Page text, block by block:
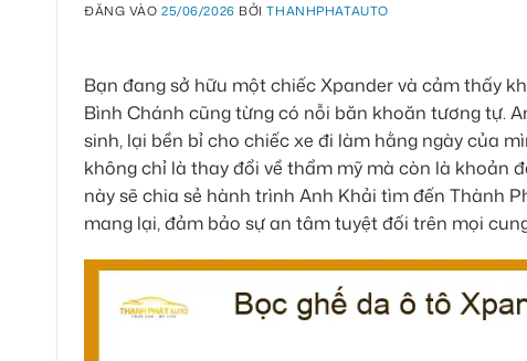
ĐĂNG VÀO25/06/2026 BỞITHANHPHATAUTO
Bạn đang sở hữu một chiếc Xpander và cảm thấy
Bình Chánh cũng từng có nỗi băn khoăn tương tự.
sinh, lại bền bỉ cho chiếc xe đi làm hằng ngày của
không chỉ là thay đổi về thẩm mỹ mà còn là khoản
này sẽ chia sẻ hành trình Anh Khải tìm đến Thành
mang lại, đảm bảo sự an tâm tuyệt đối trên mọi